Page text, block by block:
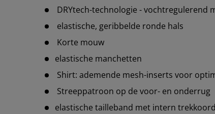
DRYtech-technologie - vochtregulerend
elastische, geribbelde ronde hals
Korte mouw
elastische manchetten
Shirt: ademende mesh-inserts voor
Streeppatroon op de voor- en onderrug
elastische tailleband met intern trekkoord